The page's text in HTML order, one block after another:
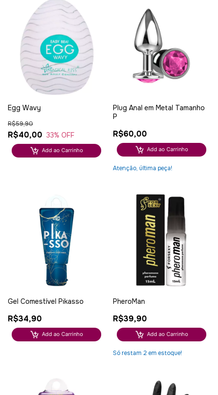
Egg Wavy
R$40,00
R$59,90
33% OFF
Add ao Carrinho
Plug Anal em Metal Tamanho
P
R$60,00
Add ao Carrinho
Atenção, última peça!
Gel Comestível Pikasso
R$34,90
Add ao Carrinho
PheroMan
R$39,90
Add ao Carrinho
Só restam 2 em estoque!